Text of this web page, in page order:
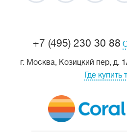
+7 (495) 230 30 88
г. Москва, Козицкий пер, д.
Где купить